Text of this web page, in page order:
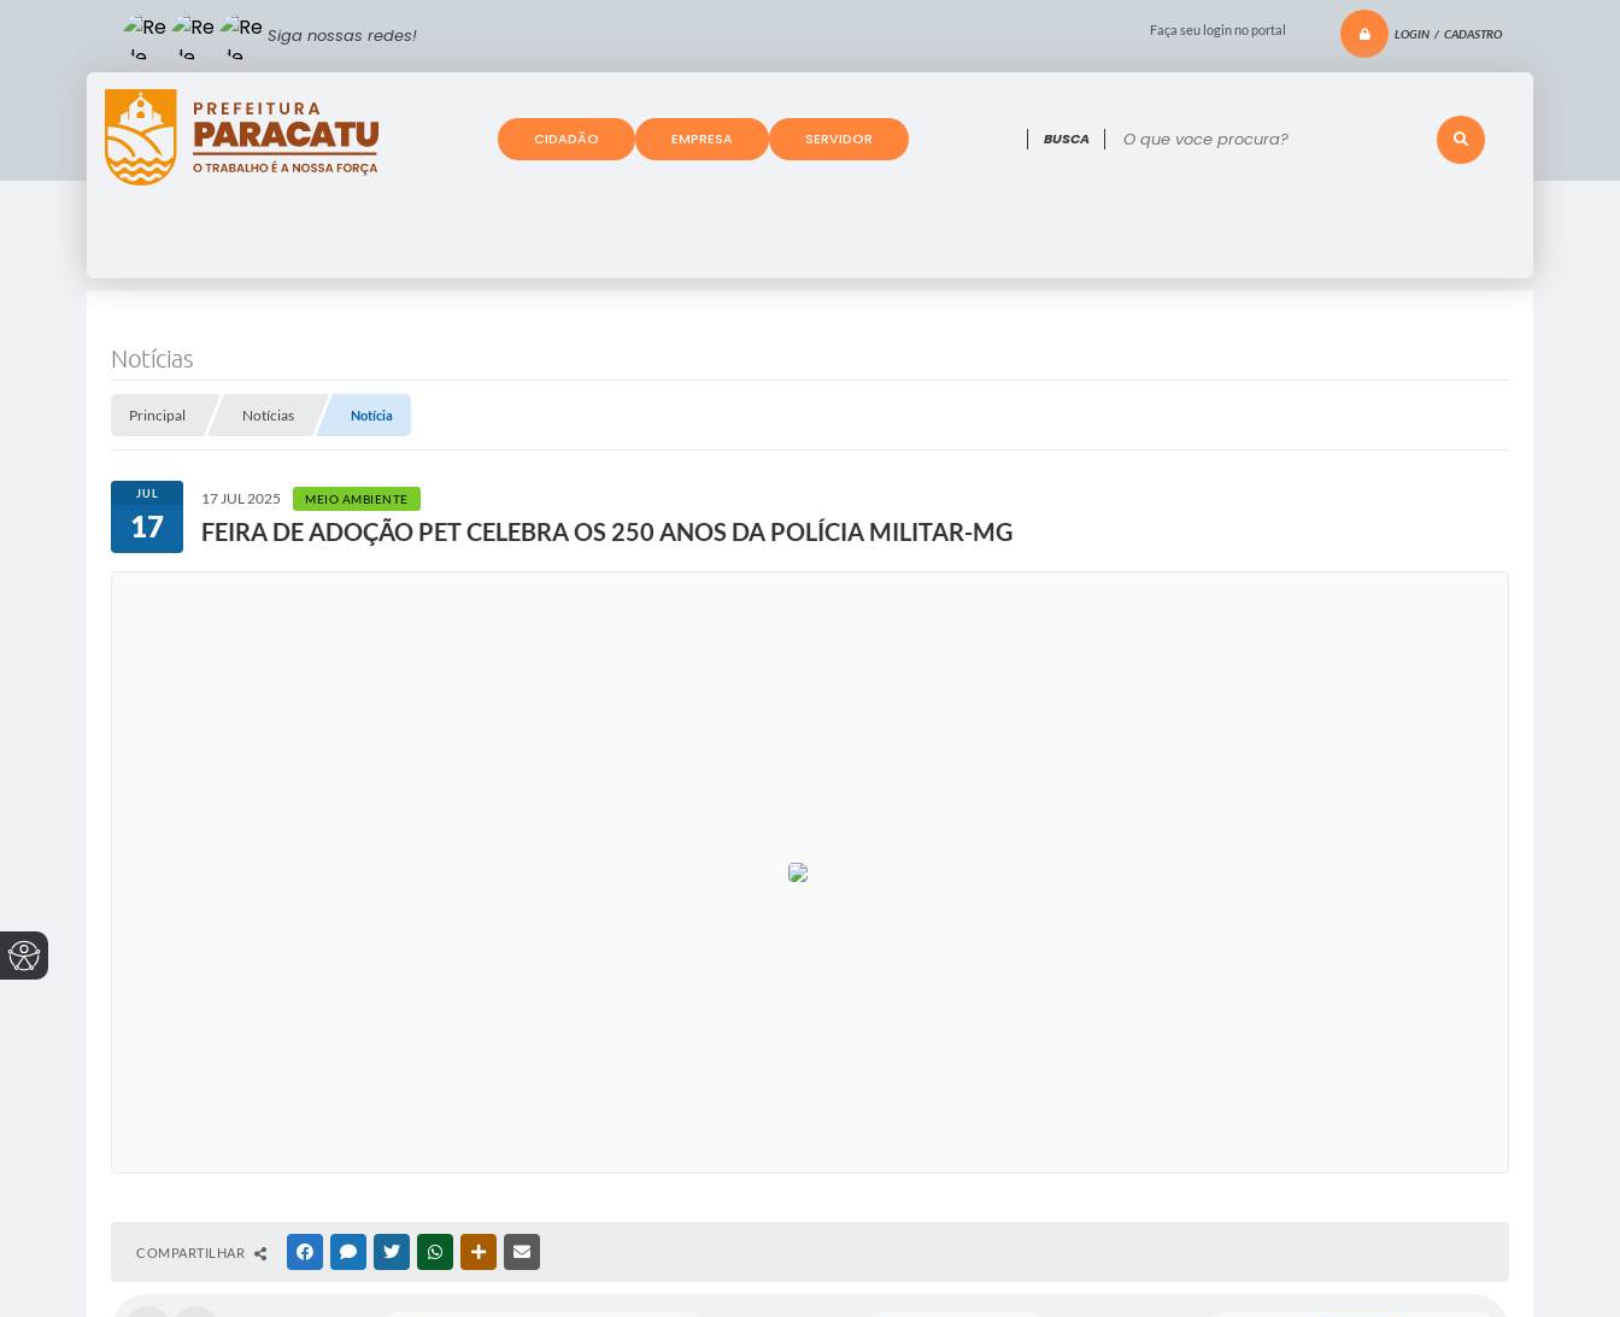
Faça seu login no portal LOGIN / CADASTRO
O que voce procura?
Siga nossas redes!
CIDADÃO EMPRESA SERVIDOR
Notícias
Principal Notícias Notícia
JUL
17
17 JUL 2025 MEIO AMBIENTE
FEIRA DE ADOÇÃO PET CELEBRA OS 250 ANOS DA POLÍCIA MILITAR-MG
COMPARTILHAR FACEBOOKMESSENGER
TWITTERWHATSAPPOUTRAS MÍDIAS